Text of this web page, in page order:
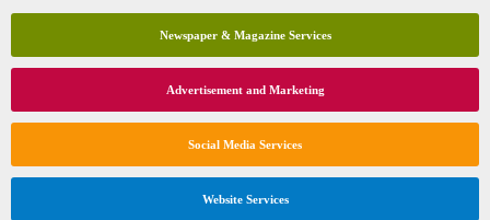
Newspaper & Magazine Services
Advertisement and Marketing
Social Media Services
Website Services